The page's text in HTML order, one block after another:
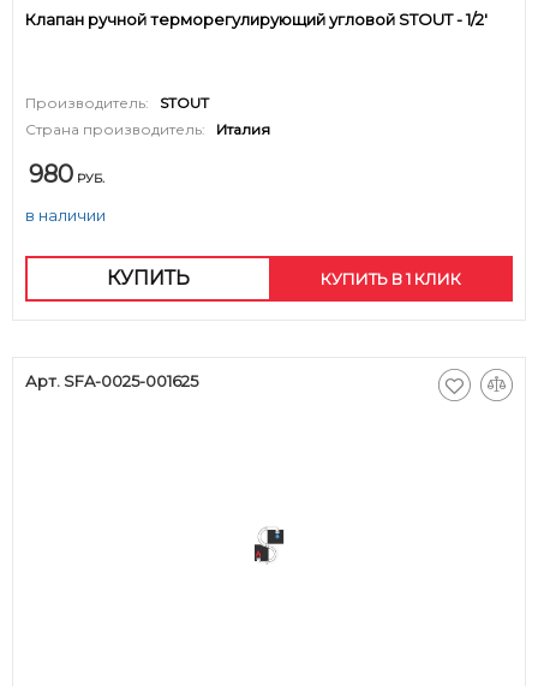
Клапан ручной терморегулирующий угловой STOUT - 1/2'
Производитель:
STOUT
Страна производитель:
Италия
980 РУБ.
в наличии
КУПИТЬ КУПИТЬ В 1 КЛИК
Арт. SFA-0025-001625